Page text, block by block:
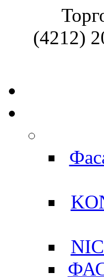
(4212)